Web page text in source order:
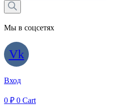
товаров
Мы в соцсетях
Vk
Вход
0 ₽ 0 Cart